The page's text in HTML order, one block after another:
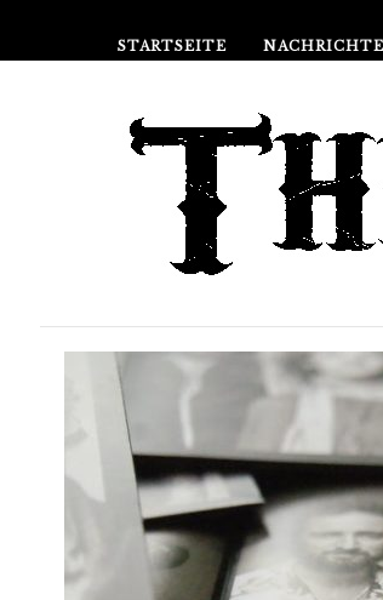
STARTSEITE